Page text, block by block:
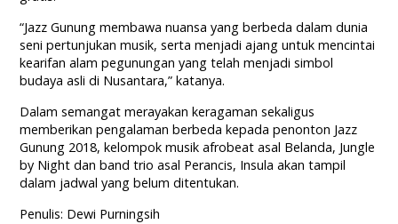
“Jazz Gunung membawa nuansa yang berbeda dalam dunia
seni pertunjukan musik, serta menjadi ajang untuk mencintai
kearifan alam pegunungan yang telah menjadi simbol
budaya asli di Nusantara,” katanya.
Dalam semangat merayakan keragaman sekaligus
memberikan pengalaman berbeda kepada penonton Jazz
Gunung 2018, kelompok musik afrobeat asal Belanda, Jungle
by Night dan band trio asal Perancis, Insula akan tampil
dalam jadwal yang belum ditentukan.
Penulis: Dewi Purningsih